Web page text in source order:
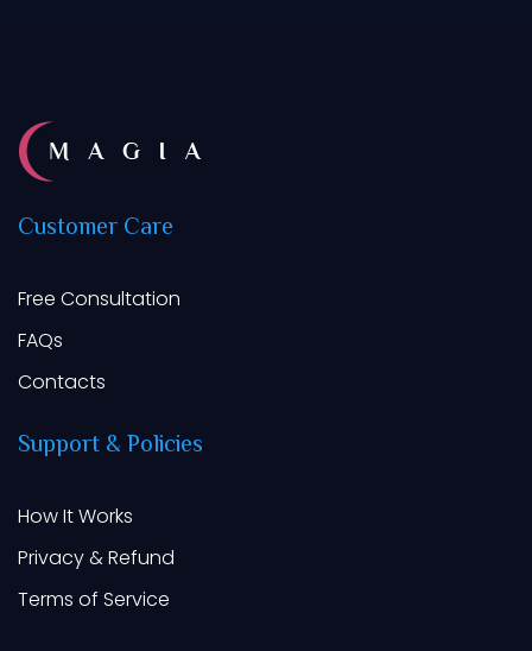
CustomerCare
Free Consultation
FAQs
Contacts
Support&Policies
How It Works
Privacy & Refund
Terms of Service